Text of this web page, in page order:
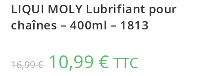
LIQUI MOLY Lubri­fiant pour
chaînes – 400ml – 1813
16,99€ 10,99 € TTC